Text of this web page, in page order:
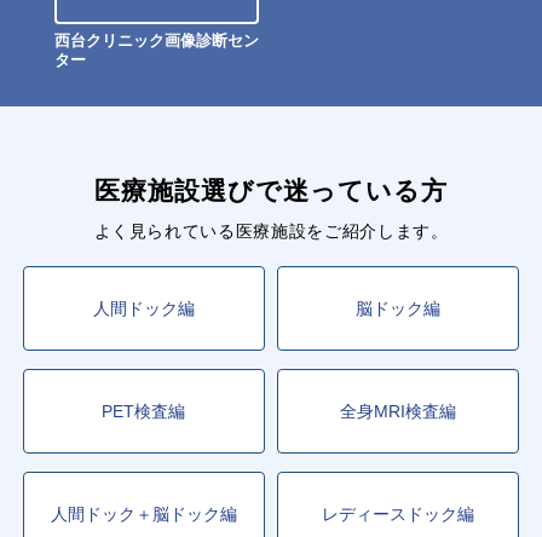
西台クリニック画像診断セン
ター
医療施設選びで迷っている方
よく見られている医療施設をご紹介します。
人間ドック編 脳ドック編
PET検査編 全身MRI検査編
人間ドック＋脳ドック編 レディースドック編